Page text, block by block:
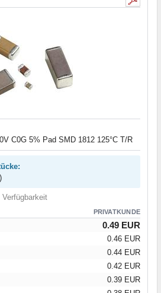
C0G 5% Pad SMD 1812 125°C T/R
Verfügbarkeit
PRIVATKUNDE
0.49 EUR
0.46 EUR
0.44 EUR
0.42 EUR
0.39 EUR